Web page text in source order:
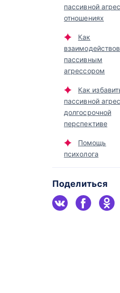
пассивной
отношениях
Как
пассивным
агрессором
Как
пассивной
долгосрочной
перспективе
Помощь
психолога
Поделиться